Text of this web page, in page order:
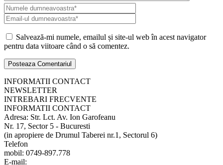
Salvează-mi numele, emailul și site-ul web în acest navigator
pentru data viitoare când o să comentez.
INFORMATII CONTACT
NEWSLETTER
INTREBARI FRECVENTE
INFORMATII CONTACT
Adresa: Str. Lct. Av. Ion Garofeanu
Nr. 17, Sector 5 - Bucuresti
(in apropiere de Drumul Taberei nr.1, Sectorul 6)
Telefon
mobil: 0749-897.778
E-mail: